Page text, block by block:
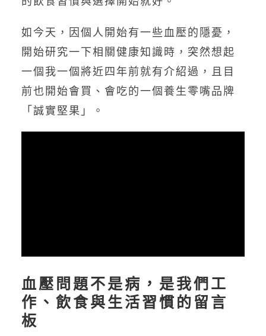
如今天，因個人開始有一些血壓的隱憂，
開始研究一下相關健康知識時，突然想起
一個我一個將近四年前就有介紹過，且目
前也開始會買、會吃的一個養生零嘴品牌
「誠實堅果」。
血壓問題不是病，是我們工
作、飲食與生活習慣的留言
板